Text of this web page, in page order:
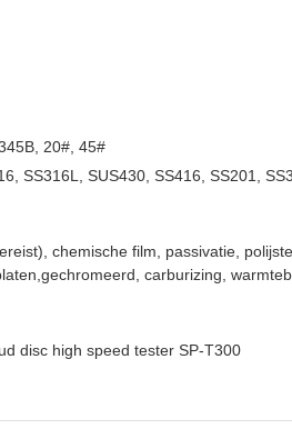
20#, 45#
SS316L, SUS430, SS416, SS201,
chemische film, passivatie,
carburizing,
disc high speed tester SP-T300